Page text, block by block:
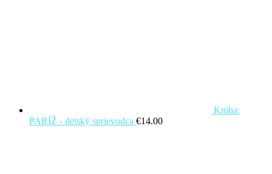
Kniha:
PARÍŽ - detský sprievodca €14.00